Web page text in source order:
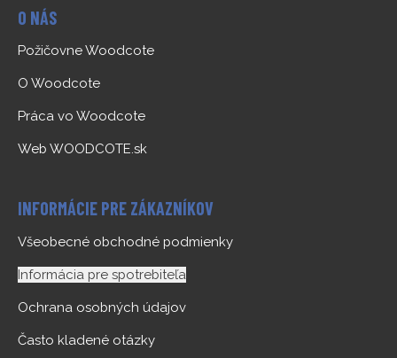
O NÁS
Požičovne Woodcote
O Woodcote
Práca vo Woodcote
Web WOODCOTE.sk
INFORMÁCIE PRE ZÁKAZNÍKOV
Všeobecné obchodné podmienky
Informácia pre spotrebiteľa
Ochrana osobných údajov
Často kladené otázky